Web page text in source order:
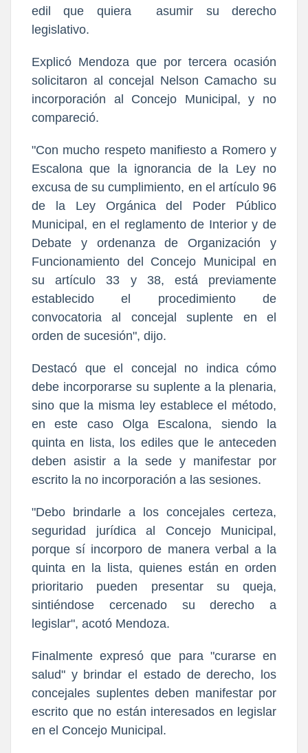
edil que quiera asumir su derecho
legislativo.
Explicó Mendoza que por tercera ocasión
solicitaron al concejal Nelson Camacho su
incorporación al Concejo Municipal, y no
compareció.
"Con mucho respeto manifiesto a Romero y
Escalona que la ignorancia de la Ley no
excusa de su cumplimiento, en el artículo 96
de la Ley Orgánica del Poder Público
Municipal, en el reglamento de Interior y de
Debate y ordenanza de Organización y
Funcionamiento del Concejo Municipal en
su artículo 33 y 38, está previamente
establecido el procedimiento de
convocatoria al concejal suplente en el
orden de sucesión", dijo.
Destacó que el concejal no indica cómo
debe incorporarse su suplente a la plenaria,
sino que la misma ley establece el método,
en este caso Olga Escalona, siendo la
quinta en lista, los ediles que le anteceden
deben asistir a la sede y manifestar por
escrito la no incorporación a las sesiones.
"Debo brindarle a los concejales certeza,
seguridad jurídica al Concejo Municipal,
porque sí incorporo de manera verbal a la
quinta en la lista, quienes están en orden
prioritario pueden presentar su queja,
sintiéndose cercenado su derecho a
legislar", acotó Mendoza.
Finalmente expresó que para "curarse en
salud" y brindar el estado de derecho, los
concejales suplentes deben manifestar por
escrito que no están interesados en legislar
en el Concejo Municipal.